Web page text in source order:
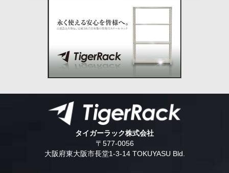
タイガーラック株式会社
〒577-0056
大阪府東大阪市長堂1-3-14 TOKUYASU Bld.